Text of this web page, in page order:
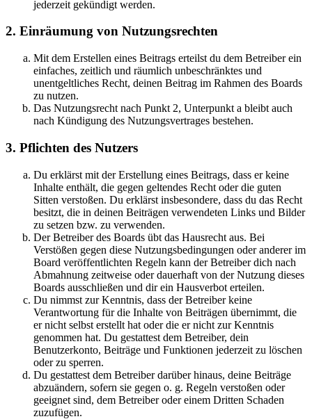
jederzeit gekündigt werden.
2. Einräumung von Nutzungsrechten
Mit dem Erstellen eines Beitrags erteilst du dem Betreiber ein
einfaches, zeitlich und räumlich unbeschränktes und
unentgeltliches Recht, deinen Beitrag im Rahmen des Boards
zu nutzen.
Das Nutzungsrecht nach Punkt 2, Unterpunkt a bleibt auch
nach Kündigung des Nutzungsvertrages bestehen.
3. Pflichten des Nutzers
Du erklärst mit der Erstellung eines Beitrags, dass er keine
Inhalte enthält, die gegen geltendes Recht oder die guten
Sitten verstoßen. Du erklärst insbesondere, dass du das Recht
besitzt, die in deinen Beiträgen verwendeten Links und Bilder
zu setzen bzw. zu verwenden.
Der Betreiber des Boards übt das Hausrecht aus. Bei
Verstößen gegen diese Nutzungsbedingungen oder anderer im
Board veröffentlichten Regeln kann der Betreiber dich nach
Abmahnung zeitweise oder dauerhaft von der Nutzung dieses
Boards ausschließen und dir ein Hausverbot erteilen.
Du nimmst zur Kenntnis, dass der Betreiber keine
Verantwortung für die Inhalte von Beiträgen übernimmt, die
er nicht selbst erstellt hat oder die er nicht zur Kenntnis
genommen hat. Du gestattest dem Betreiber, dein
Benutzerkonto, Beiträge und Funktionen jederzeit zu löschen
oder zu sperren.
Du gestattest dem Betreiber darüber hinaus, deine Beiträge
abzuändern, sofern sie gegen o. g. Regeln verstoßen oder
geeignet sind, dem Betreiber oder einem Dritten Schaden
zuzufügen.